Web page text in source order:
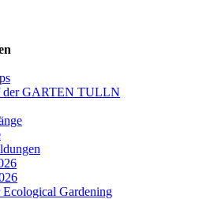
der GARTEN TULLN
Gardening